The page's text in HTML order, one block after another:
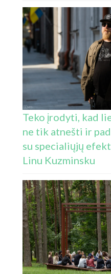
Teko įrodyti, kad
ne tik atnešti ir
su specialiųjų
Linu Kuzminsku